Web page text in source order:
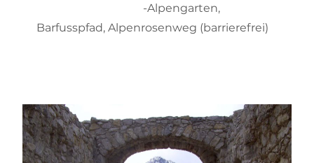
-Alpengarten,
Barfusspfad, Alpenrosenweg (barrierefrei)